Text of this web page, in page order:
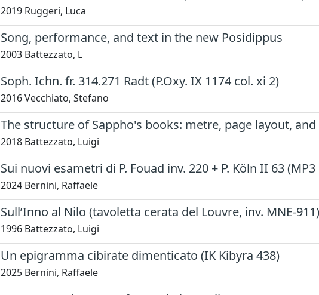
2019 Ruggeri, Luca
Song, performance, and text in the new Posidippus
2003 Battezzato, L
Soph. Ichn. fr. 314.271 Radt (P.Oxy. IX 1174 col. xi 2)
2016 Vecchiato, Stefano
The structure of Sappho's books: metre, page layout,
2018 Battezzato, Luigi
Sui nuovi esametri di P. Fouad inv. 220 + P. Köln II 63
2024 Bernini, Raffaele
Sull’Inno al Nilo (tavoletta cerata del Louvre, inv. MNE-911)
1996 Battezzato, Luigi
Un epigramma cibirate dimenticato (IK Kibyra 438)
2025 Bernini, Raffaele